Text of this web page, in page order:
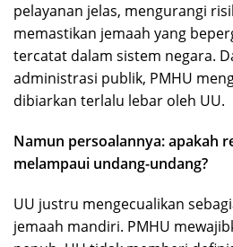
pelayanan jelas, mengurangi
memastikan jemaah yang
tercatat dalam sistem negara.
administrasi publik, PMHU
dibiarkan terlalu lebar oleh UU.
Namun persoalannya: apakah
melampaui undang-undang?
UU justru mengecualikan
jemaah mandiri. PMHU